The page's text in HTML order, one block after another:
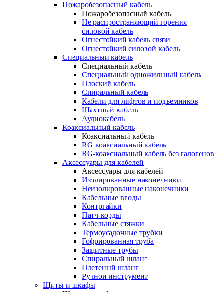
Пожаробезопасный кабель
Пожаробезопасный кабель
Не распространяющий горения
силовой кабель
Огнестойкий кабель связи
Огнестойкий силовой кабель
Специальный кабель
Специальный кабель
Специальный одножильный кабель
Плоский кабель
Спиральный кабель
Кабели для лифтов и подъемников
Шахтный кабель
Аудиокабель
Коаксиальный кабель
Коаксиальный кабель
RG-коаксиальный кабель
RG-коаксиальный кабель без галогенов
Аксессуары для кабелей
Аксессуары для кабелей
Изолированные наконечники
Неизолированные наконечники
Кабельные вводы
Контргайки
Патч-корды
Кабельные стяжки
Термоусадочные трубки
Гофрированная труба
Защитные трубы
Спиральный шланг
Плетеный шланг
Ручной инструмент
Щиты и шкафы